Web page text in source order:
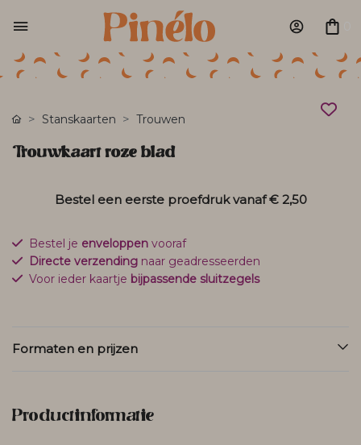
Stanskaarten Trouwen
Trouwkaart roze blad
Bestel een eerste proefdruk vanaf€ 2,50
Bestel je enveloppen vooraf
Directe verzending naar geadresseerden
Voor ieder kaartje bijpassende sluitzegels
Formaten en prijzen
Productinformatie